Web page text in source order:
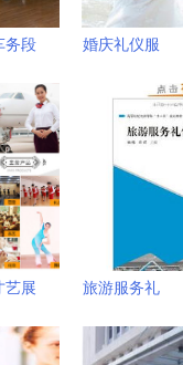
务段
共鸣
培训
婚庆礼仪服
婚礼添彩的
商业智慧
艺展
术培
旅游服务礼
打造专业服